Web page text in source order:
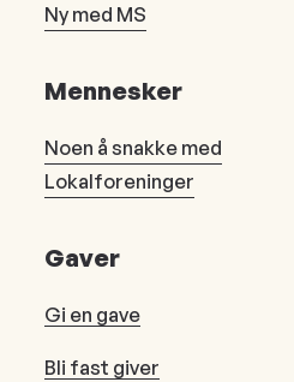
Ny med MS
Mennesker
Noen å snakke med
Lokalforeninger
Gaver
Gi en gave
Bli fast giver